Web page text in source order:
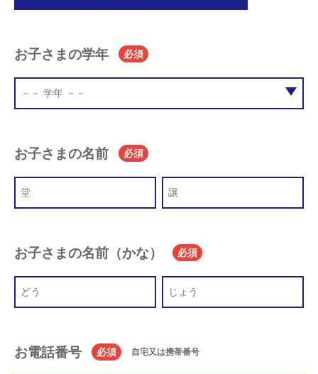
お子さまの学年 必須
お子さまの名前 必須
お子さまの名前（かな） 必須
お電話番号 必須 自宅又は携帯番号